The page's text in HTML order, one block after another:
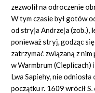
zezwolił na odroczenie
W tym czasie był gotów
od stryja Andrzeja (zob.),
ponieważ stryj, godząc
zatrzymać związaną z nim
w Warmbrum (Cieplicach)
Lwa Sapiehy, nie
początku r. 1609 wrócił